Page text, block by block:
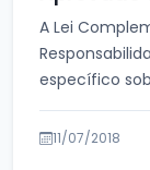
A Lei
específico
11/07/2018